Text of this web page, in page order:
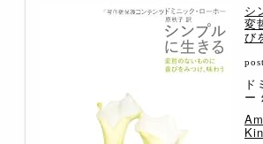
シ
変
び
ド
ー